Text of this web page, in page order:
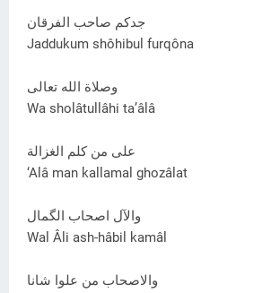
جدکم صاحب الفرقان
Jaddukum shôhibul furqôna
وصلاة الله تعالی
Wa sholâtullâhi ta’âlâ
علی من کلم الغزالة
‘Alâ man kallamal ghozâlat
والآل اصحاب الگمال
Wal Âli ash-hâbil kamâl
والاصحاب من علوا شانا